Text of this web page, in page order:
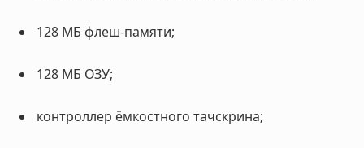
128 МБ флеш-памяти;
128 МБ ОЗУ;
контроллер ёмкостного тачскрина;